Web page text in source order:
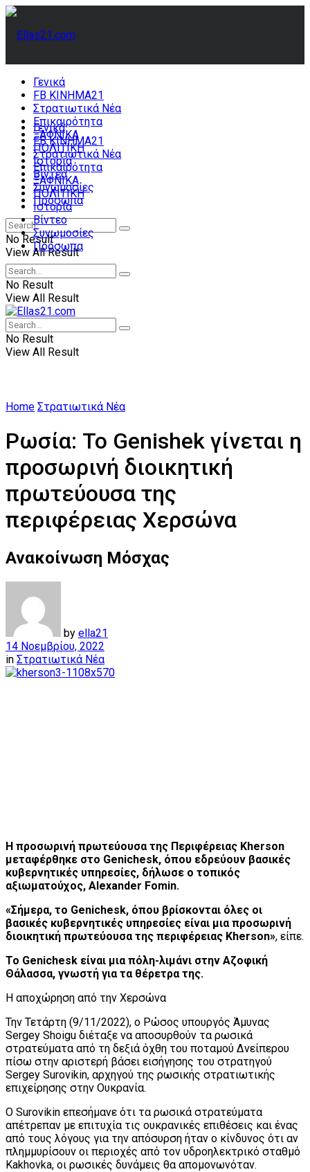
Γενικά
FB ΚΙΝΗΜΑ21
Στρατιωτικά Νέα
Επικαιρότητα
ΞΑΦΝΙΚΑ
ΠΟΛΙΤΙΚΗ
Ιστορία
Βίντεο
Συνωμοσίες
Πρόσωπα
No Result
View All Result
Γενικά
FB ΚΙΝΗΜΑ21
Στρατιωτικά Νέα
Επικαιρότητα
ΞΑΦΝΙΚΑ
ΠΟΛΙΤΙΚΗ
Ιστορία
Βίντεο
Συνωμοσίες
Πρόσωπα
No Result
View All Result
No Result
View All Result
Home Στρατιωτικά Νέα
Ρωσία: Το Genishek γίνεται η
προσωρινή διοικητική
πρωτεύουσα της
περιφέρειας Xερσώνα
Ανακοίνωση Μόσχας
by ella21
14 Νοεμβρίου, 2022
in Στρατιωτικά Νέα
Η προσωρινή πρωτεύουσα της Περιφέρειας Kherson
μεταφέρθηκε στο Genichesk, όπου εδρεύουν βασικές
κυβερνητικές υπηρεσίες, δήλωσε ο τοπικός
αξιωματούχος, Alexander Fomin.
«Σήμερα, το Genichesk, όπου βρίσκονται όλες οι
βασικές κυβερνητικές υπηρεσίες είναι μια προσωρινή
διοικητική πρωτεύουσα της περιφέρειας Kherson», είπε.
Το Genichesk είναι μια πόλη-λιμάνι στην Αζοφική
Θάλασσα, γνωστή για τα θέρετρα της.
Η αποχώρηση από την Xερσώνα
Την Τετάρτη (9/11/2022), ο Ρώσος υπουργός Άμυνας
Sergey Shoigu διέταξε να αποσυρθούν τα ρωσικά
στρατεύματα από τη δεξιά όχθη του ποταμού Δνείπερου
πίσω στην αριστερή βάσει εισήγησης του στρατηγού
Sergey Surovikin, αρχηγού της ρωσικής στρατιωτικής
επιχείρησης στην Ουκρανία.
Ο Surovikin επεσήμανε ότι τα ρωσικά στρατεύματα
απέτρεπαν με επιτυχία τις ουκρανικές επιθέσεις και ένας
από τους λόγους για την απόσυρση ήταν ο κίνδυνος ότι αν
πλημμυρίσουν οι περιοχές από τον υδροηλεκτρικό σταθμό
Kakhovka, οι ρωσικές δυνάμεις θα απομονωνόταν.